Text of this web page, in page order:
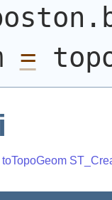
=
toTopoGeom